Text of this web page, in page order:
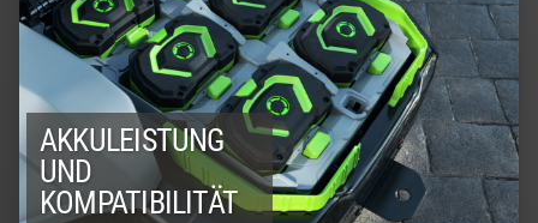
AKKULEISTUNG
UND
KOMPATIBILITÄT